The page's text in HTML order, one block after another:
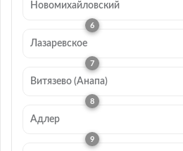
Новомихайловский
Лазаревское
Витязево (Анапа)
Адлер